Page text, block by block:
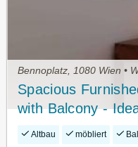
Bennoplatz, 1080 Wien •
Spacious
with Balcony -
Living
Altbau möbliert